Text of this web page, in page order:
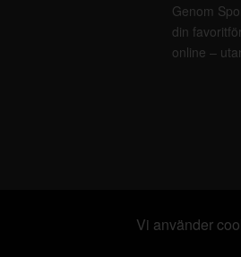
Genom
din
online –
Vi använder